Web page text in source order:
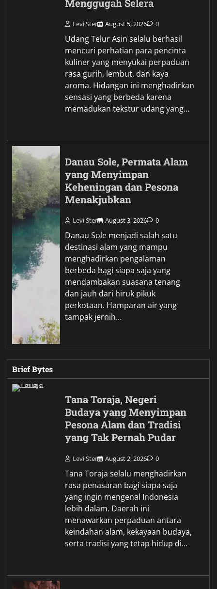
Menggugah Selera
Levi Ster August 5, 2026 0
Udang Telur Asin selalu berhasil
mencuri perhatian para pencinta
kuliner yang menyukai perpaduan
rasa gurih, lembut, dan kaya
aroma. Hidangan ini menghadirkan
sensasi yang berbeda karena
memadukan tekstur udang yang…
Danau Sole, Permata Alam
yang Menyimpan
Keheningan dan Pesona
Menakjubkan
Levi Ster August 3, 2026 0
Danau Sole menjadi salah satu
destinasi alam yang mampu
menghadirkan pengalaman
berbeda bagi siapa saja yang
mendambakan suasana tenang
dan jauh dari hiruk pikuk
perkotaan. Hamparan air yang
tampak jernih…
Brief Bytes
Tana Toraja, Negeri
Budaya yang Menyimpan
Pesona Alam dan Tradisi
yang Tak Pernah Pudar
Levi Ster August 2, 2026 0
Tana Toraja selalu menghadirkan
rasa penasaran bagi siapa saja
yang ingin mengenal Indonesia
lebih dalam. Daerah ini
menawarkan perpaduan antara
keindahan alam, kekayaan budaya,
serta tradisi yang tetap hidup di…